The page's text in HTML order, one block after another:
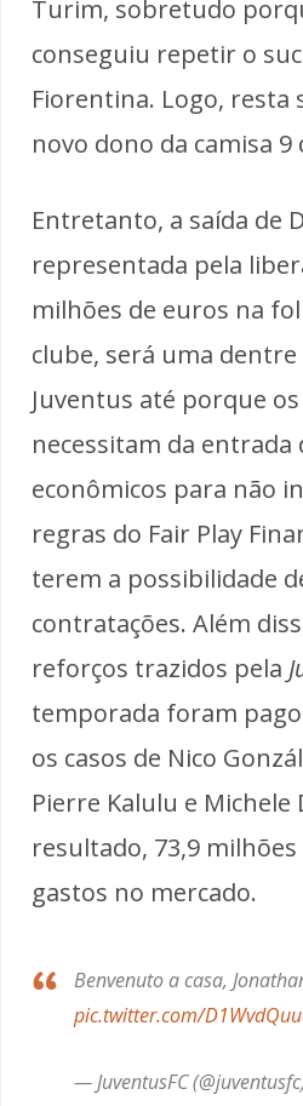
Turim, sobretudo
conseguiu repetir o
Fiorentina. Logo, resta
novo dono da camisa 9
Entretanto, a saída de
representada pela
milhões de euros na
clube, será uma dentre
Juventus até porque os
necessitam da entrada
econômicos para não
regras do Fair Play
terem a possibilidade
contratações. Além
reforços trazidos pela
temporada foram
os casos de Nico
Pierre Kalulu e Michele
resultado, 73,9
gastos no mercado.
Benvenuto a casa,
pic.twitter.com/
— JuventusFC